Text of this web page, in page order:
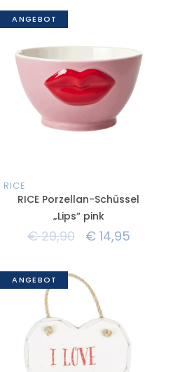
ANGEBOT
RICE
RICE Porzellan-Schüssel
„Lips“ pink
€ 29,90 €14,95
ANGEBOT